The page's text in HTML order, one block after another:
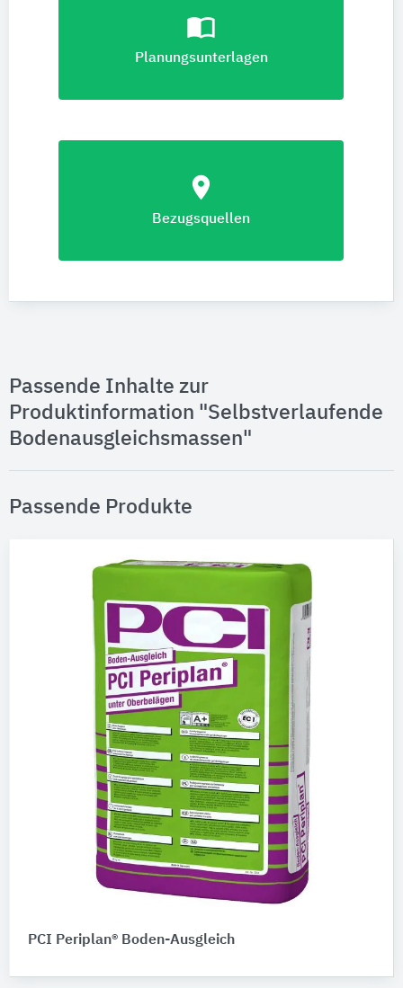
import_contacts
Planungsunterlagen
location_on
Bezugsquellen
Passende Inhalte zur
Produktinformation "Selbstverlaufende
Bodenausgleichsmassen"
Passende Produkte
PCI Periplan® Boden-Ausgleich